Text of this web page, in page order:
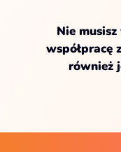
Nie
współpracę
również